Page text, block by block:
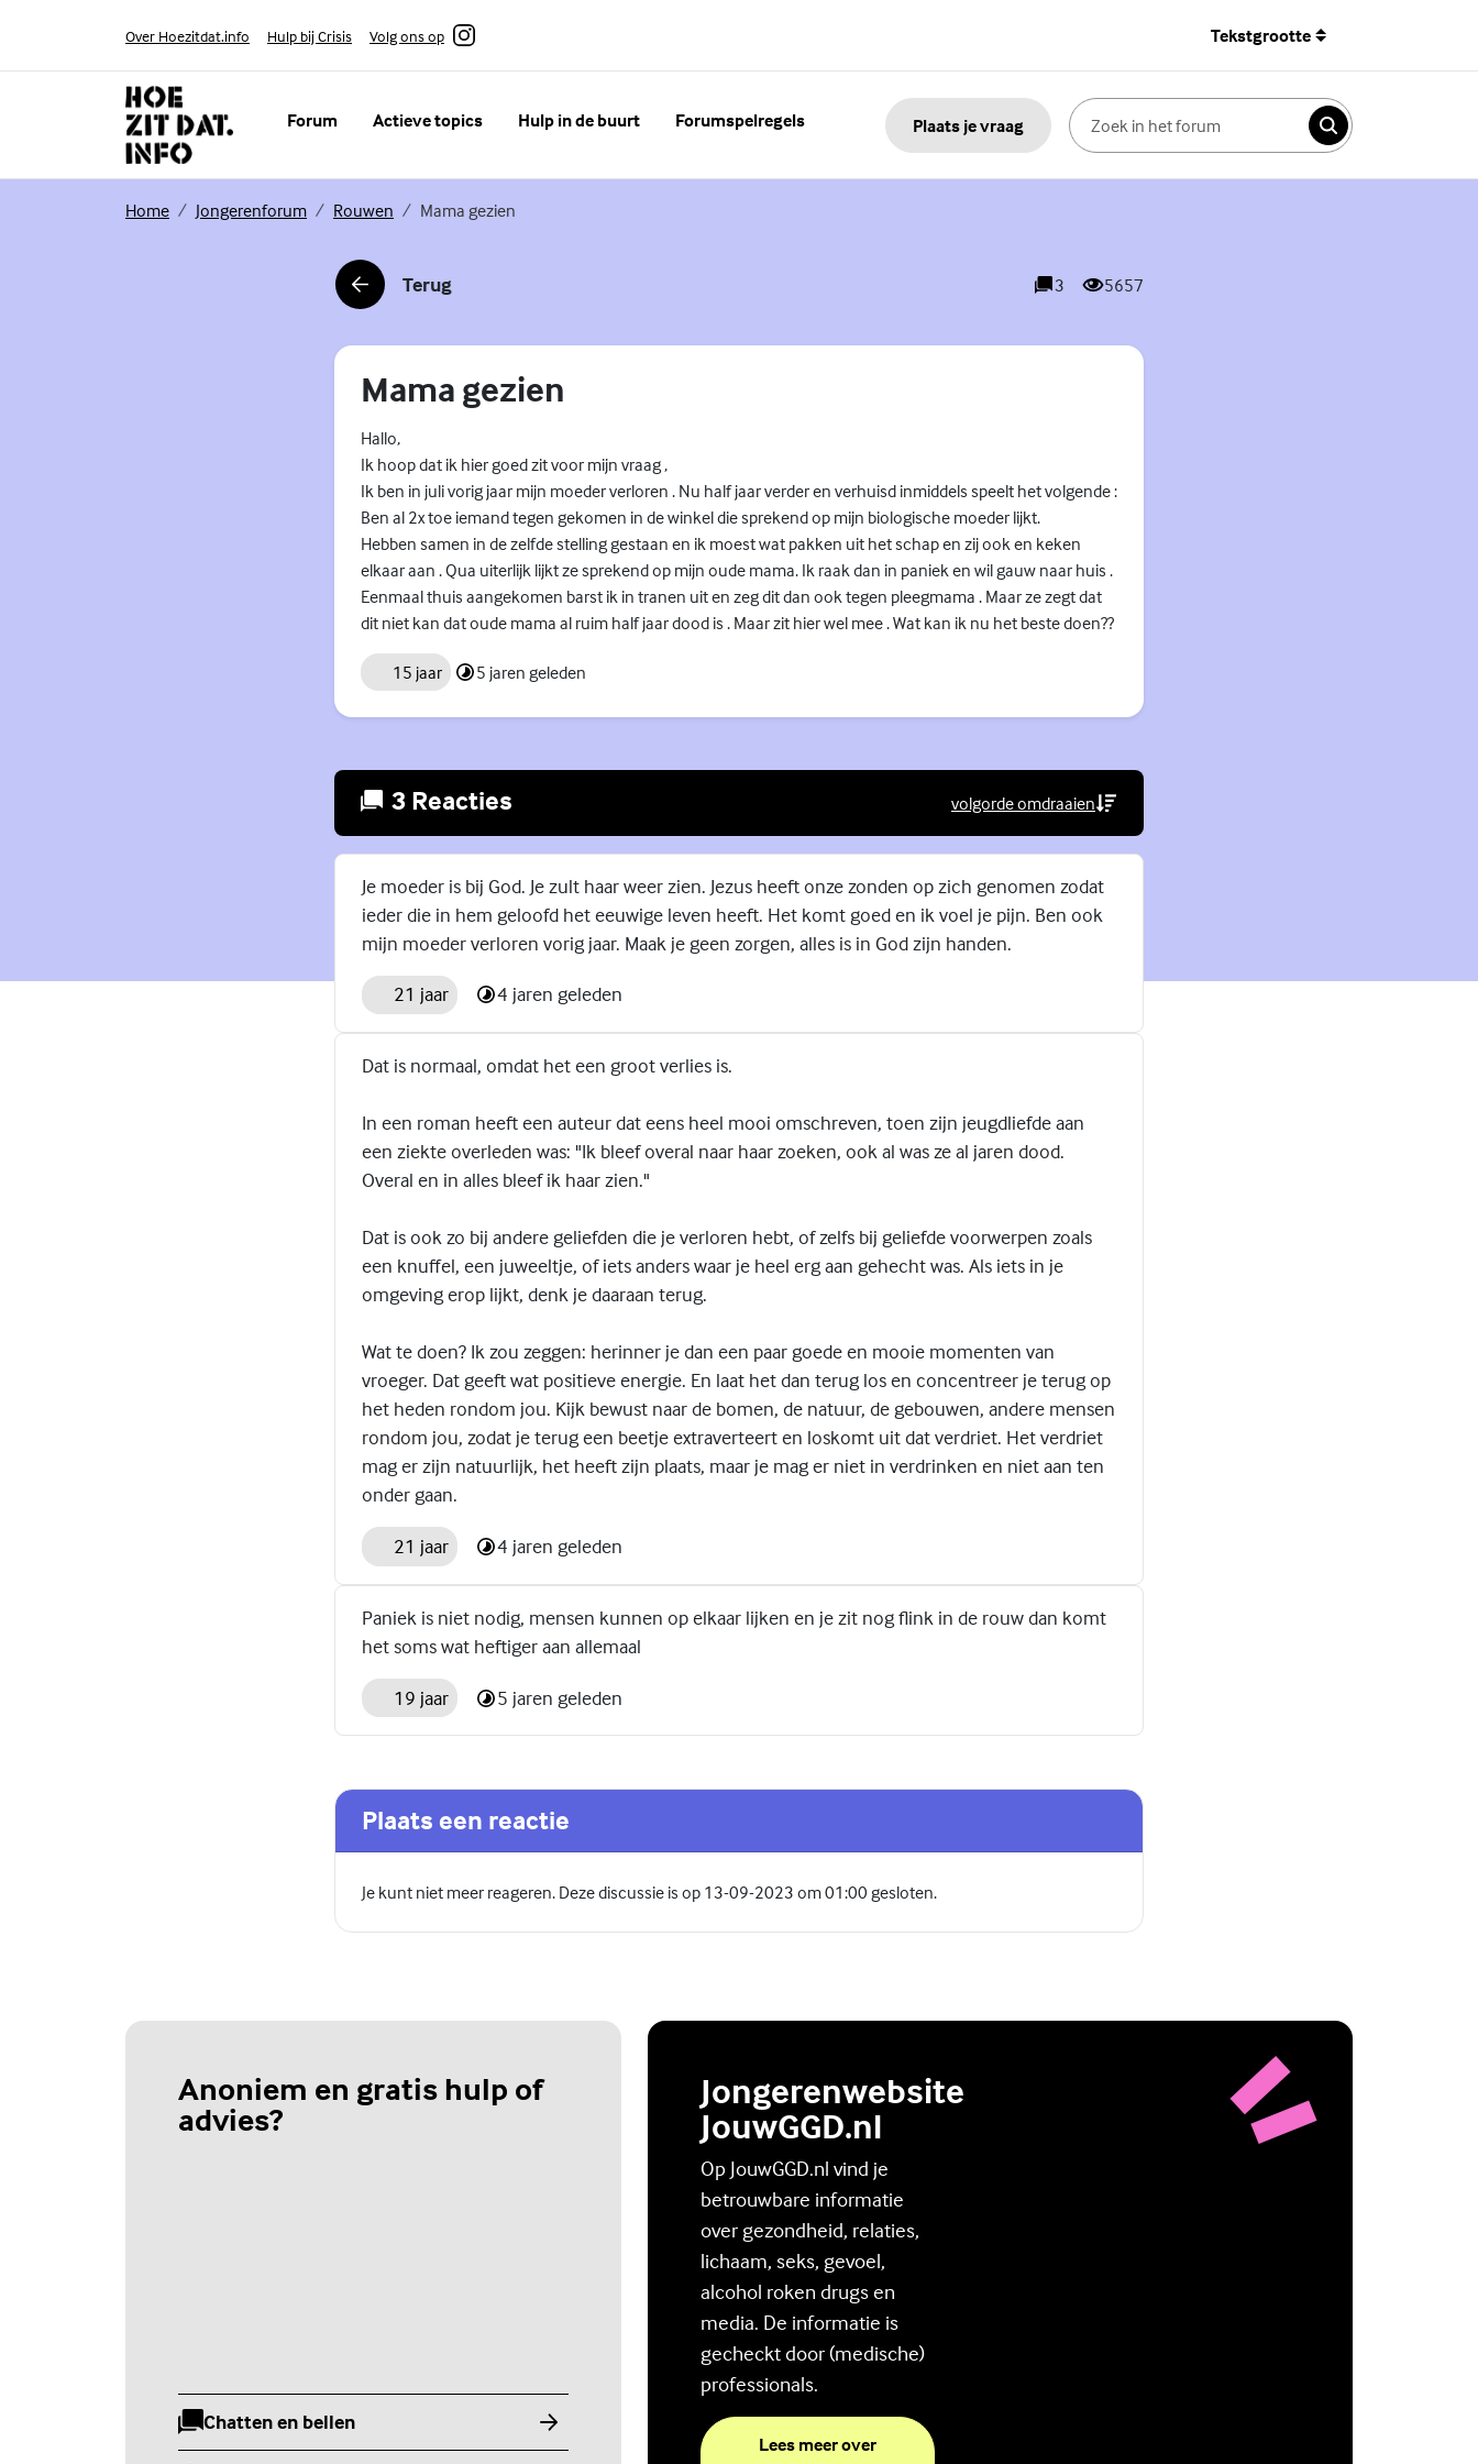
Over Hoezitdat.info Hulp bij Crisis Volg ons op
Instagram Tekstgrootte
Forum Actieve topics Hulp in de buurt Forumspelregels Plaats je vraag
Zoeken
Home(Externe link)
Jongerenforum(Externe link)
Rouwen (Externe link)
Mama gezien
Terug
(Externe link) 3
reacties
5657
weergaves
Mama gezien
Hallo,
Ik hoop dat ik hier goed zit voor mijn vraag ,
Ik ben in juli vorig jaar mijn moeder verloren . Nu half jaar verder en verhuisd inmiddels speelt het volgende :
Ben al 2x toe iemand tegen gekomen in de winkel die sprekend op mijn biologische moeder lijkt.
Hebben samen in de zelfde stelling gestaan en ik moest wat pakken uit het schap en zij ook en keken
elkaar aan . Qua uiterlijk lijkt ze sprekend op mijn oude mama. Ik raak dan in paniek en wil gauw naar huis .
Eenmaal thuis aangekomen barst ik in tranen uit en zeg dit dan ook tegen pleegmama . Maar ze zegt dat
dit niet kan dat oude mama al ruim half jaar dood is . Maar zit hier wel mee . Wat kan ik nu het beste doen??
15 jaar 5 jaren geleden
3 Reacties volgorde omdraaien
(Externe link)
Je moeder is bij God. Je zult haar weer zien. Jezus heeft onze zonden op zich genomen zodat
ieder die in hem geloofd het eeuwige leven heeft. Het komt goed en ik voel je pijn. Ben ook
mijn moeder verloren vorig jaar. Maak je geen zorgen, alles is in God zijn handen.
21 jaar 4 jaren geleden
Dat is normaal, omdat het een groot verlies is.
In een roman heeft een auteur dat eens heel mooi omschreven, toen zijn jeugdliefde aan
een ziekte overleden was: "Ik bleef overal naar haar zoeken, ook al was ze al jaren dood.
Overal en in alles bleef ik haar zien."
Dat is ook zo bij andere geliefden die je verloren hebt, of zelfs bij geliefde voorwerpen zoals
een knuffel, een juweeltje, of iets anders waar je heel erg aan gehecht was. Als iets in je
omgeving erop lijkt, denk je daaraan terug.
Wat te doen? Ik zou zeggen: herinner je dan een paar goede en mooie momenten van
vroeger. Dat geeft wat positieve energie. En laat het dan terug los en concentreer je terug op
het heden rondom jou. Kijk bewust naar de bomen, de natuur, de gebouwen, andere mensen
rondom jou, zodat je terug een beetje extraverteert en loskomt uit dat verdriet. Het verdriet
mag er zijn natuurlijk, het heeft zijn plaats, maar je mag er niet in verdrinken en niet aan ten
onder gaan.
21 jaar 4 jaren geleden
Paniek is niet nodig, mensen kunnen op elkaar lijken en je zit nog flink in de rouw dan komt
het soms wat heftiger aan allemaal
19 jaar 5 jaren geleden
Plaats een reactie
Je kunt niet meer reageren. Deze discussie is op 13-09-2023 om 01:00 gesloten.
Anoniem en gratis hulp of
advies?
Chatten en bellen
(Externe link)
Jongerenwebsite
JouwGGD.nl
Op JouwGGD.nl vind je
betrouwbare informatie
over gezondheid, relaties,
lichaam, seks, gevoel,
alcohol roken drugs en
media. De informatie is
gecheckt door (medische)
professionals.
Lees meer over